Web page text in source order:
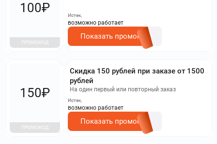
100₽
ПРОМОКОД
Истек,
возможно работает
Показать промокод
Скидка 150 рублей при заказе от 1500
рублей
На один первый или повторный заказ
150₽
ПРОМОКОД
Истек,
возможно работает
Показать промокод